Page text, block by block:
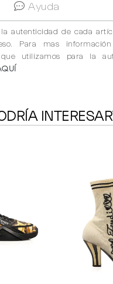
Ayuda
la autenticidad de cada
Para mas
utilizamos para la